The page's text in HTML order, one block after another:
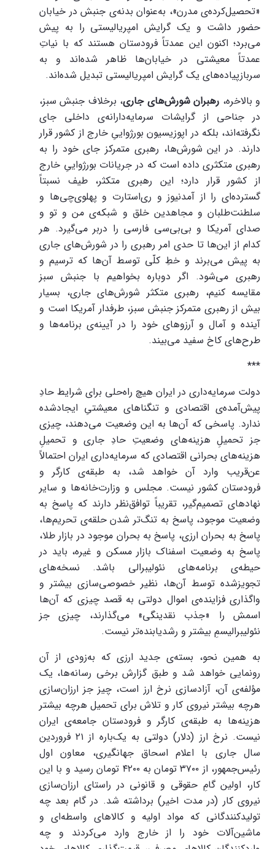
«تحصیل‌کرده‌‌ی مدرن»، به‌عنوان بدنه‌ی جنبش در خیابان
حضور داشت و یک گرایش امپریالیستی را به پیش
می‌برد؛ اکنون این عمدتاً فرودستان هستند که با نیاتِ
عمدتاً معیشتی در خیابان‌ها ظاهر شده‌اند و به
سربازپیاده‌های یک گرایش امپریالیستی تبدیل شده‌اند.
و بالاخره، رهبران شورش‌های جاری، برخلاف جنبش سبز،
در جناحی از گرایشات سرمایه‌دارانه‌ی داخلی جای
نگرفته‌اند، بلکه در اپوزیسیون بورژواییِ خارج از کشور قرار
دارند. در این شورش‌ها، رهبری متمرکز جای خود را به
رهبری متکثری داده است که در جریانات بورژواییِ خارج
از کشور قرار دارد؛ این رهبری متکثر، طیف نسبتاً
گسترده‌ای را از آمدنیوز و ری‌استارت و پهلوی‌چی‌ها و
سلطنت‌طلبان و مجاهدین خلق و شبکه‌ی من و تو و
صدای آمریکا و بی‌بی‌سی فارسی را دربر می‌گیرد. هر
کدام از این‌ها تا حدی امر رهبری را در شورش‌های جاری
به پیش می‌برند و خطِ کلّی توسط آن‌ها که ترسیم و
رهبری می‌شود. اگر دوباره بخواهیم با جنبش سبز
مقایسه کنیم، رهبری متکثر شورش‌های جاری، بسیار
بیش از رهبری متمرکز جنبش سبز، طرفدار آمریکا است و
آینده‌ و آمال و آرزوهای خود را در آیینه‌ی برنامه‌ها و
طرح‌های کاخ سفید می‌بیند.
***
دولت سرمایه‌داری در ایران هیچ راه‌حلی برای شرایط حادِ
پیش‌آمده‌ی اقتصادی و تنگناهای معیشتیِ ایجادشده
ندارد. پاسخی که آن‌ها به این وضعیت می‌دهند، چیزی
جز تحمیلِ هزینه‌های وضعیتِ حادِ جاری و تحمیلِ
هزینه‌های بحرانی اقتصادی که سرمایه‌داری ایران احتمالاً
عن‌قریب وارد آن خواهد شد، به طبقه‌ی کارگر و
فرودستان کشور نیست. مجلس و وزارت‌خانه‌ها و سایر
نهادهای تصمیم‌گیر، تقریباً توافق‌نظر دارند که پاسخ به
وضعیت موجود، پاسخ به تنگ‌تر شدن حلقه‌ی تحریم‌ها،
پاسخ به بحران ارزی، پاسخ به بحران موجود در بازار طلا،
پاسخ به وضعیت اسفناک بازار مسکن و غیره، باید در
حیطه‌ی برنامه‌های نئولیبرالی باشد. نسخه‌های
تجویزشده توسط آن‌ها، نظیر خصوصی‌سازی بیشتر و
واگذاری فزاینده‌ی اموال دولتی به قصد چیزی که آن‌ها
اسمش را «جذب نقدینگی» می‌گذارند، چیزی جز
نئولیبرالیسمِ بیشتر و رشد‌یابنده‌تر نیست.
به همین نحو، بسته‌ی جدید ارزی که به‌زودی از آن
رونمایی خواهد شد و طبق گزارش برخی رسانه‌ها، یک
مؤلفه‌ی آن، آزادسازی نرخ ارز است، چیز جز ارزان‌سازی
هرچه بیشتر نیروی کار و تلاش برای تحمیل هرچه بیشتر
هزینه‌ها به طبقه‌ی کارگر و فرودستان جامعه‌ی ایران
نیست. نرخ ارز (دلار) دولتی به یک‌باره از ۲۱ فروردین
سال جاری با اعلام اسحاق جهانگیری، معاون اول
رئیس‌جمهور، از ۳۷۰۰ تومان به ۴۲۰۰ تومان رسید و با این
کار، اولین گامِ حقوقی و قانونی در راستای ارزان‌سازی
نیروی کار (در مدت اخیر) برداشته شد. در گام بعد چه
تولیدکنندگانی که مواد اولیه و کالاهای واسطه‌ای و
ماشین‌آلات خود را از خارج وارد می‌کردند و چه